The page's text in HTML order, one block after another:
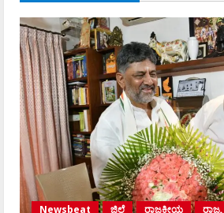
Newsbeat ಜಿಲ್ಲೆ ರಾಜಕೀಯ ರಾಜ್ಯ